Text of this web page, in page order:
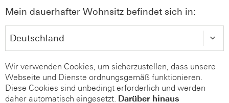
Mein dauerhafter Wohnsitz befindet sich in:
Wir verwenden Cookies, um sicherzustellen, dass unsere
Webseite und Dienste ordnungsgemäß funktionieren.
Diese Cookies sind unbedingt erforderlich und werden
daher automatisch eingesetzt. Darüber hinaus